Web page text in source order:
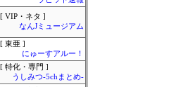
[ VIP・ネタ ]
なんJミュージアム
[ 東亜 ]
にゅーすアルー！
[ 特化・専門 ]
うしみつ-5chまとめ-